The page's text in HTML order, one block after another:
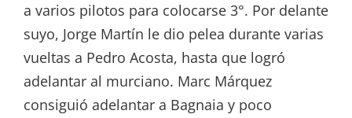
a varios pilotos para colocarse 3°. Por delante
suyo, Jorge Martín le dio pelea durante varias
vueltas a Pedro Acosta, hasta que logró
adelantar al murciano. Marc Márquez
consiguió adelantar a Bagnaia y poco